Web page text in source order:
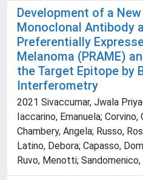
Development of a
Monoclonal Antibody
Preferentially
Melanoma (PRAME)
the Target Epitope by
Interferometry
2021 Sivaccumar, Jwala
Iaccarino, Emanuela; Corvino,
Chambery, Angela; Russo,
Latino, Debora; Capasso,
Ruvo, Menotti; Sandomenico,